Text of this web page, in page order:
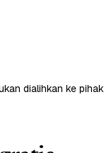
dialihkan ke pihak